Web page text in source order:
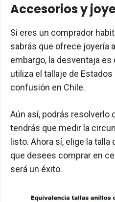
Accesorios y
Si eres un comprador
sabrás que ofrece joyería
embargo, la desventaja
utiliza el tallaje de
confusión en Chile.
Aún así, podrás resolverlo
tendrás que medir la
listo. Ahora sí, elige la
que desees comprar en
será un éxito.